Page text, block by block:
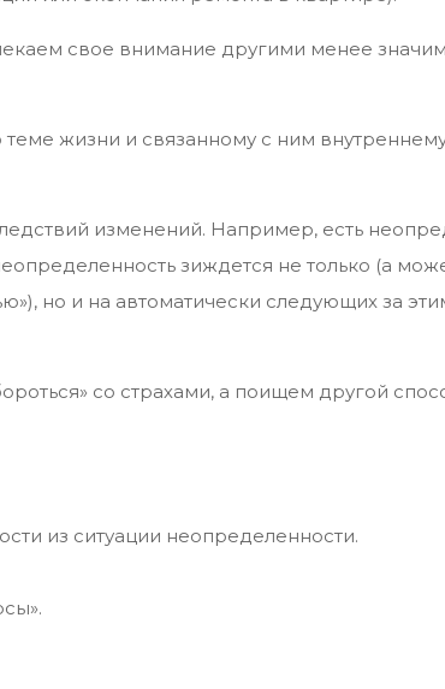
свое внимание другими менее
жизни и связанному с ним
изменений. Например, есть
зиждется не только (а
но и на автоматически следующих за
со страхами, а поищем другой
из ситуации неопределенности.